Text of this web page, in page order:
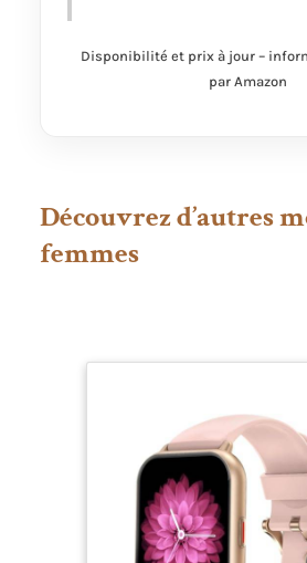
Disponibilité et prix à jour –
par Amazon
Découvrez d’autres
femmes